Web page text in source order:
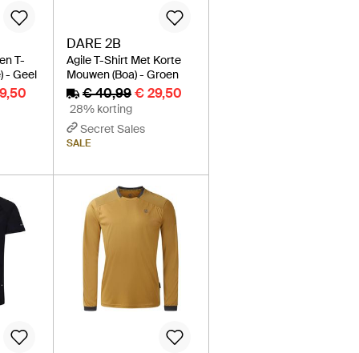
T-
- Geel
DARE 2B
Agile T-Shirt Met Korte
Mouwen (Boa) - Groen
€ 40,99€ 29,50
28% korting
Secret Sales
SALE